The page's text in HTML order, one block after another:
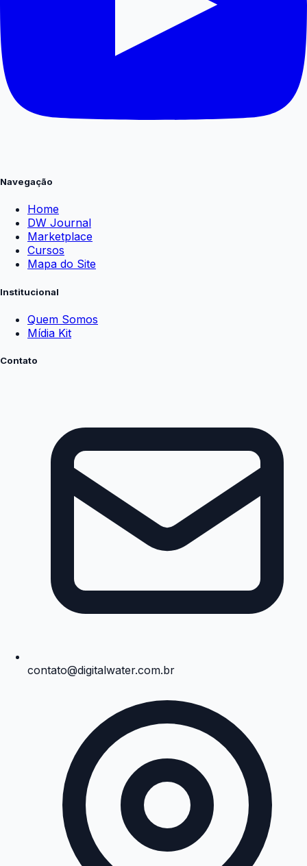
Navegação
Home
DW Journal
Marketplace
Cursos
Mapa do Site
Institucional
Quem Somos
Mídia Kit
Contato
contato@digitalwater.com.br